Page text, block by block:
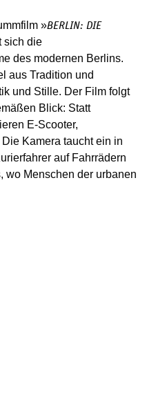
»BERLIN: DIE
sich die
des modernen Berlins.
aus Tradition und
und Stille. Der Film folgt
Blick: Statt
E-Scooter,
Kamera taucht ein in
auf Fahrrädern
wo Menschen der urbanen